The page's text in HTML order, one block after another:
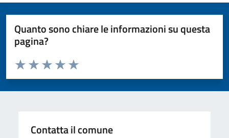
Quanto sono chiare le informazioni su questa
pagina?
Valuta da 1 a 5 stelle la pagina
Valuta 5 stelle su 5
Valuta 4 stelle su 5
Valuta 3 stelle su 5
Valuta 2 stelle su 5
Valuta 1 stelle su 5
Contatta il comune